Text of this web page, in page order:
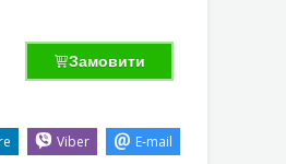
Замовити
Viber E-mail